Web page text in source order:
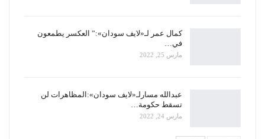
كمال عمر لـ«لايف سودان»:” العكسر يطمعون
في…
مارس 25, 2022
عبدالله مسارلـ«لايف سودان»:المظاهرات لن
تسقط حكومة…
مارس 24, 2022